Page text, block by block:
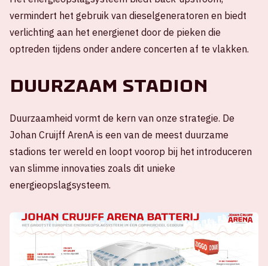
vermindert het gebruik van dieselgeneratoren en biedt
verlichting aan het energienet door de pieken die
optreden tijdens onder andere concerten af te vlakken.
Duurzaam stadion
Duurzaamheid vormt de kern van onze strategie. De
Johan Cruijff ArenA is een van de meest duurzame
stadions ter wereld en loopt voorop bij het introduceren
van slimme innovaties zoals dit unieke
energieopslagsysteem.